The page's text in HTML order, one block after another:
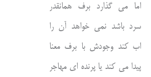
اما می گذارد برف همانقدر
سرد باشد نمی خواهد آن را
اب کند وجودش با برف معنا
پیدا می کند یا پرنده ای مهاجر